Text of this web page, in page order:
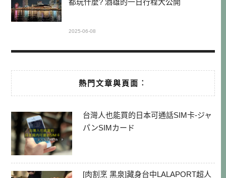
都玩什麼? 酒雄的一日行程大公開
2025-06-08
熱門文章與頁面︰
台灣人也能買的日本可通話SIM卡-ジャ
パンSIMカード
[肉割烹 黑泉]藏身台中LALAPORT超人